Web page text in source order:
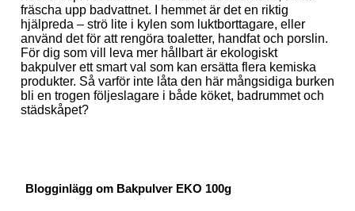
fräscha upp badvattnet. I hemmet är det en riktig
hjälpreda – strö lite i kylen som luktborttagare, eller
använd det för att rengöra toaletter, handfat och porslin.
För dig som vill leva mer hållbart är ekologiskt
bakpulver ett smart val som kan ersätta flera kemiska
produkter. Så varför inte låta den här mångsidiga burken
bli en trogen följeslagare i både köket, badrummet och
städskåpet?
Blogginlägg om Bakpulver EKO 100g